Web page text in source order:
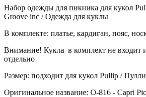
Набор одежды для пикника для кукол
Groove inc / Одежда для куклы
В комплекте: платье, кардиган, пояс,
Внимание! Кукла в комплект не входит
отдельно
Размер: подходит для кукол Pullip /
Оригинальное название: O-816 - Capri